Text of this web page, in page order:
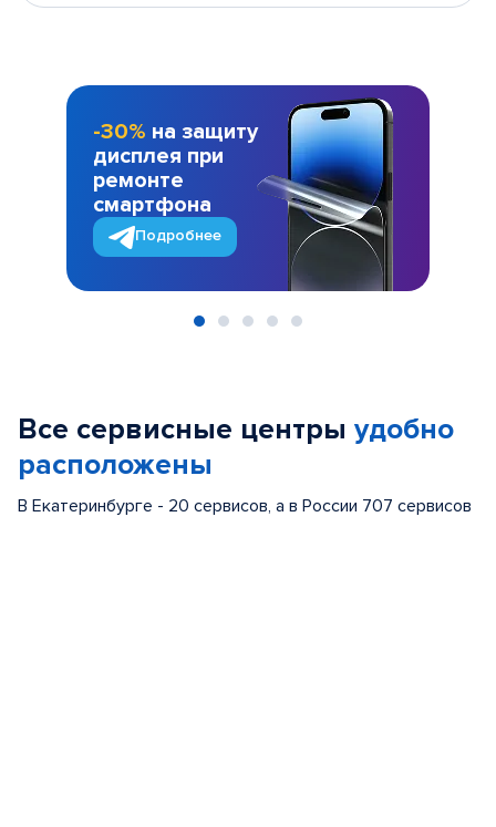
-30% на защиту
дисплея при
ремонте
смартфона
Подробнее
Все сервисные центры удобно
расположены
В Екатеринбурге - 20 сервисов, а в России 707 сервисов